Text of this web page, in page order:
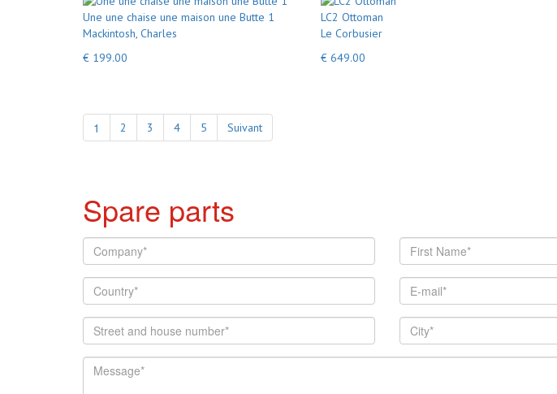
Une une chaise une maison une Butte 1
Mackintosh, Charles
€ 199.00
LC2 Ottoman
Le Corbusier
€ 649.00
1 2 3 4 5 Suivant
Spare parts